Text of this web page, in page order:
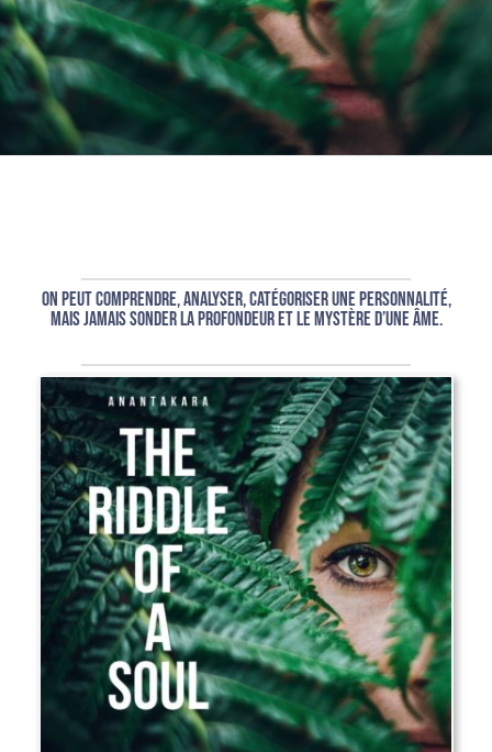
On peut comprendre, analyser, catégoriser une personnalité,
mais jamais sonder la profondeur et le mystère d’une âme.